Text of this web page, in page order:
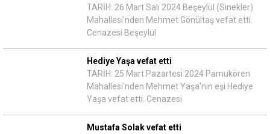
TARİH: 26 Mart Salı 2024 Beşeylül (Sinekler)
Mahallesi'nden Mehmet Gönültaş vefat etti.
Cenazesi Beşeylül
Hediye Yaşa vefat etti
TARİH: 25 Mart Pazartesi 2024 Pamukören
Mahallesi'nden Mehmet Yaşa'nın eşi Hediye
Yaşa vefat etti. Cenazesi
Mustafa Solak vefat etti